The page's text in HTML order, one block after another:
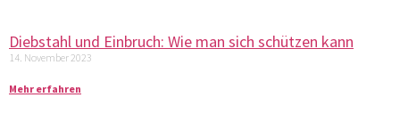
Diebstahl und Einbruch: Wie man sich schützen kann
14. November 2023
Mehr erfahren